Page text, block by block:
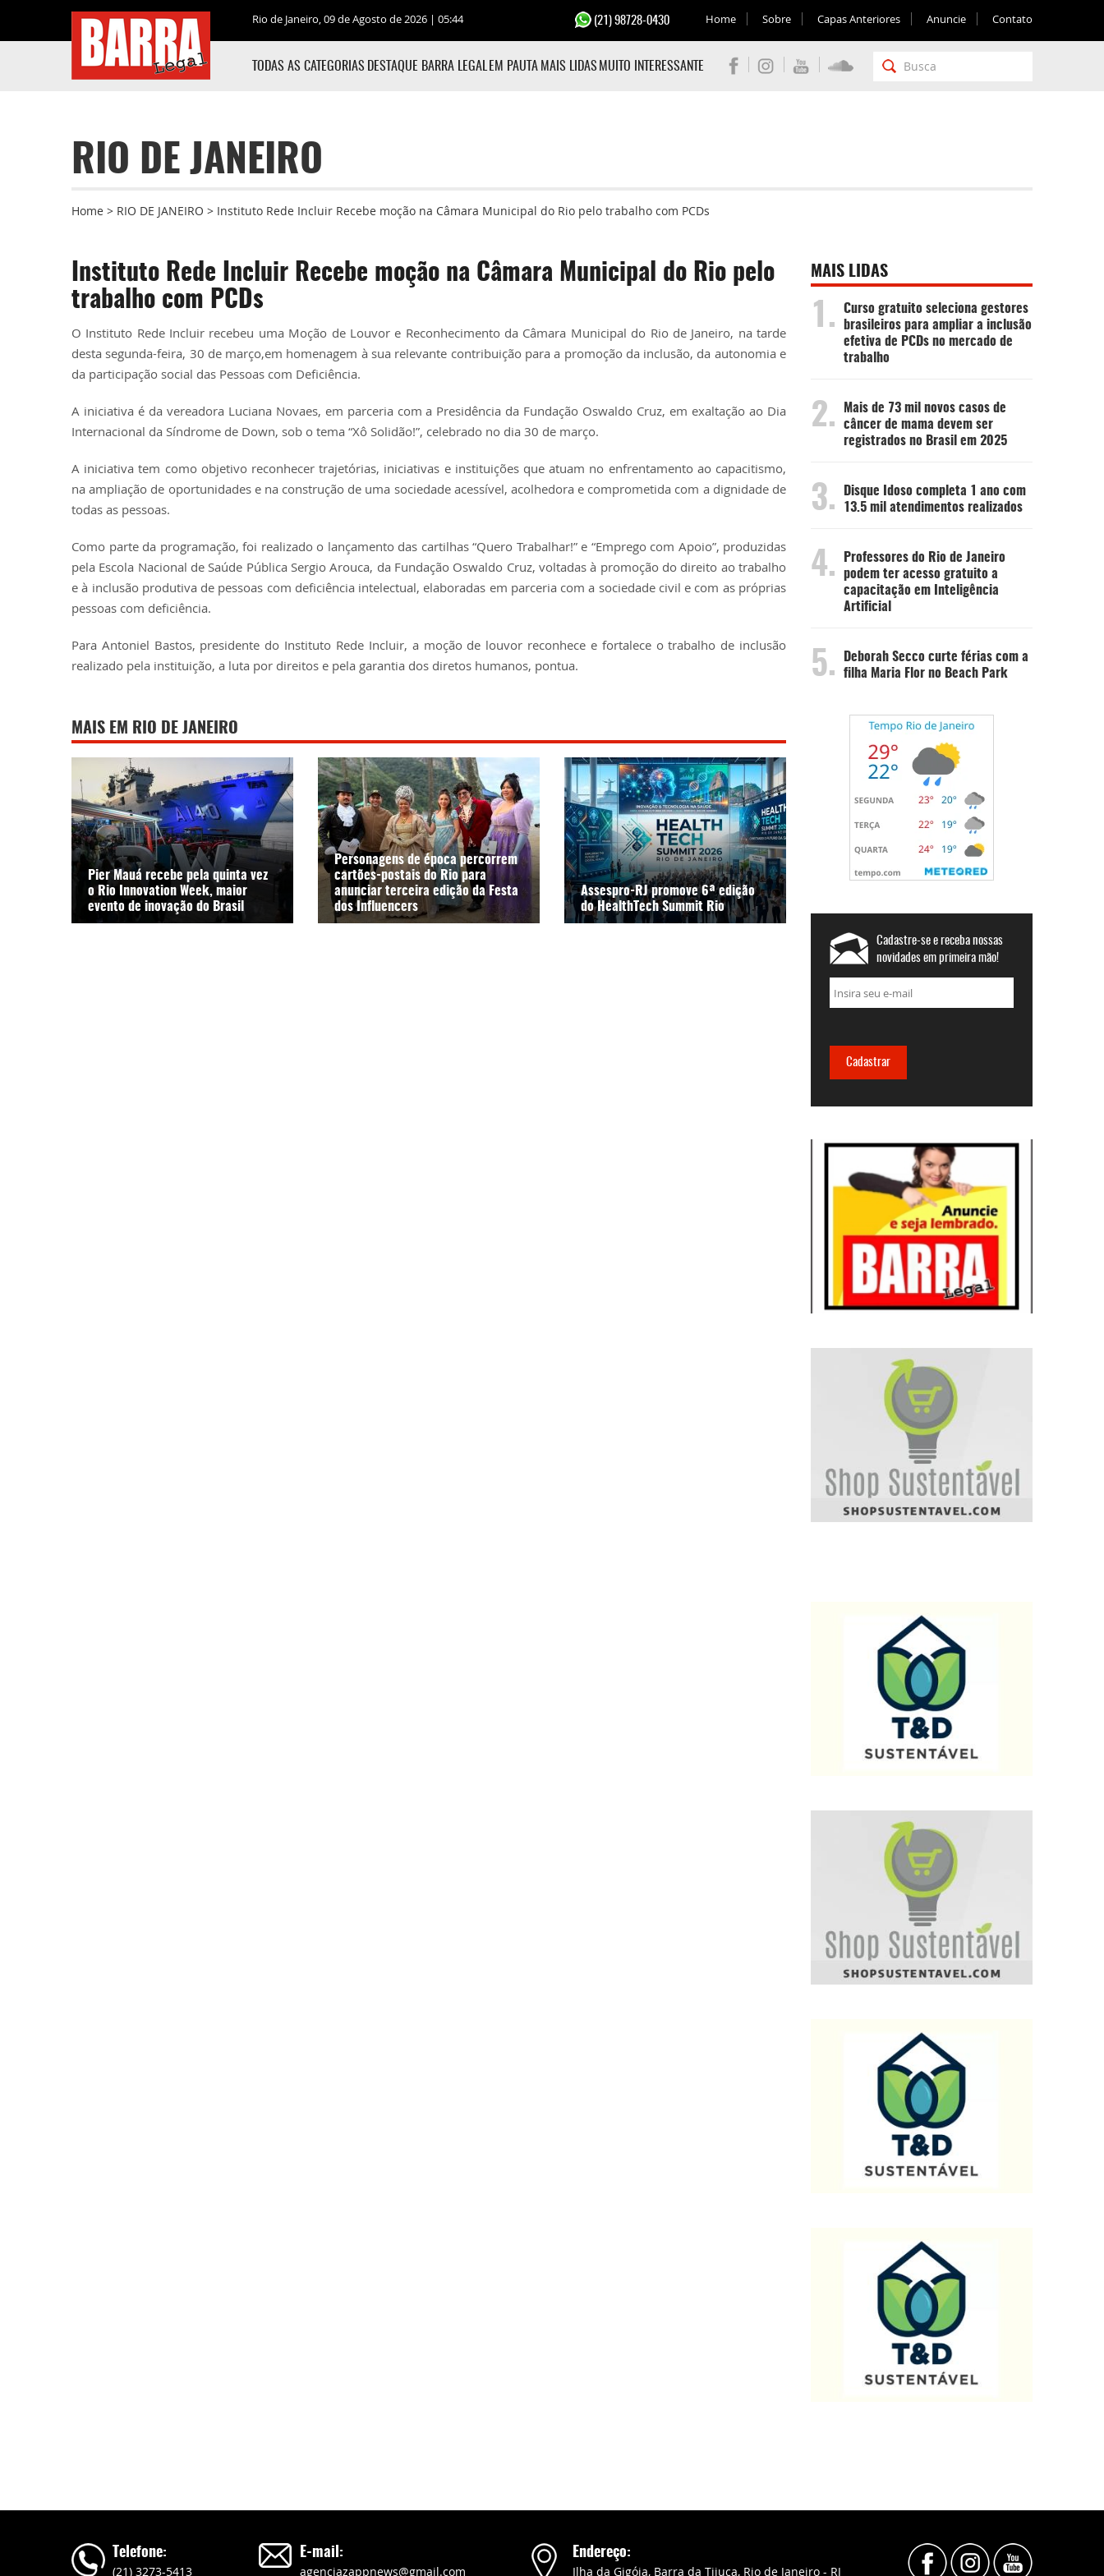
Rio de Janeiro, 09 de Agosto de 2026 | 05:44 (21) 98728-0430 Home Sobre Capas Anteriores Anuncie Contato
TODAS AS CATEGORIAS DESTAQUE BARRA LEGAL EM PAUTA MAIS LIDAS MUITO INTERESSANTE
RIO DE JANEIRO
Home > RIO DE JANEIRO > Instituto Rede Incluir Recebe moção na Câmara Municipal do Rio pelo trabalho com PCDs
Instituto Rede Incluir Recebe moção na Câmara Municipal do Rio pelo
trabalho com PCDs
O Instituto Rede Incluir recebeu uma Moção de Louvor e Reconhecimento da Câmara Municipal do Rio de Janeiro, na tarde
desta segunda-feira, 30 de março,em homenagem à sua relevante contribuição para a promoção da inclusão, da autonomia e
da participação social das Pessoas com Deficiência.
A iniciativa é da vereadora Luciana Novaes, em parceria com a Presidência da Fundação Oswaldo Cruz, em exaltação ao Dia
Internacional da Síndrome de Down, sob o tema “Xô Solidão!”, celebrado no dia 30 de março.
A iniciativa tem como objetivo reconhecer trajetórias, iniciativas e instituições que atuam no enfrentamento ao capacitismo,
na ampliação de oportunidades e na construção de uma sociedade acessível, acolhedora e comprometida com a dignidade de
todas as pessoas.
Como parte da programação, foi realizado o lançamento das cartilhas “Quero Trabalhar!” e “Emprego com Apoio”, produzidas
pela Escola Nacional de Saúde Pública Sergio Arouca, da Fundação Oswaldo Cruz, voltadas à promoção do direito ao trabalho
e à inclusão produtiva de pessoas com deficiência intelectual, elaboradas em parceria com a sociedade civil e com as próprias
pessoas com deficiência.
Para Antoniel Bastos, presidente do Instituto Rede Incluir, a moção de louvor reconhece e fortalece o trabalho de inclusão
realizado pela instituição, a luta por direitos e pela garantia dos diretos humanos, pontua.
MAIS EM RIO DE JANEIRO
Pier Mauá recebe pela quinta vez
o Rio Innovation Week, maior
evento de inovação do Brasil
Personagens de época percorrem
cartões-postais do Rio para
anunciar terceira edição da Festa
dos Influencers
Assespro-RJ promove 6ª edição
do HealthTech Summit Rio
MAIS LIDAS
1.
Curso gratuito seleciona gestores
brasileiros para ampliar a inclusão
efetiva de PCDs no mercado de
trabalho
2.
Mais de 73 mil novos casos de
câncer de mama devem ser
registrados no Brasil em 2025
3.
Disque Idoso completa 1 ano com
13.5 mil atendimentos realizados
4.
Professores do Rio de Janeiro
podem ter acesso gratuito a
capacitação em Inteligência
Artificial
5.
Deborah Secco curte férias com a
filha Maria Flor no Beach Park
Cadastre-se e receba nossas
novidades em primeira mão!
Telefone:
(21) 3273-5413
E-mail:
agenciazappnews@gmail.com
Endereço:
Ilha da Gigóia, Barra da Tijuca, Rio de Janeiro - RJ